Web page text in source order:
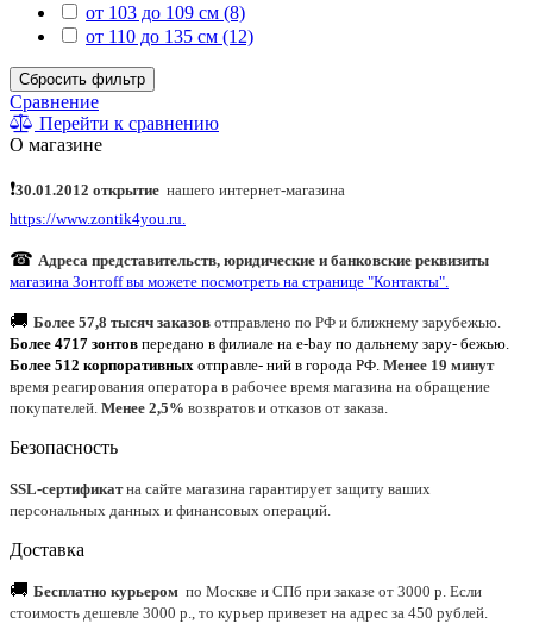
от 103 до 109 см (8)
от 110 до 135 см (12)
Сбросить фильтр
Сравнение
Перейти к сравнению
О магазине
❗30.01.2012 открытие нашего интернет-магазина
https://www.zontik4you.ru.
☎ Адреса представительств, юридические и банковские реквизиты
магазина Зонтoff вы можете посмотреть на странице "Контакты".
🚚 Более 57,8 тысяч заказов отправлено по РФ и ближнему зарубежью.
Более 4717 зонтов передано в филиале на e-bay по дальнему зару- бежью.
Более 512 корпоративных отправле- ний в города РФ. Менее 19 минут
время реагирования оператора в рабочее время магазина на обращение
покупателей. Менее 2,5% возвратов и отказов от заказа.
Безопасность
SSL-сертификатна сайте магазина гарантирует защиту ваших
персональных данных и финансовых операций.
Доставка
🚚 Бесплатно курьером по Москве и СПб при заказе от 3000 р. Если
стоимость дешевле 3000 р., то курьер привезет на адрес за 450 рублей.